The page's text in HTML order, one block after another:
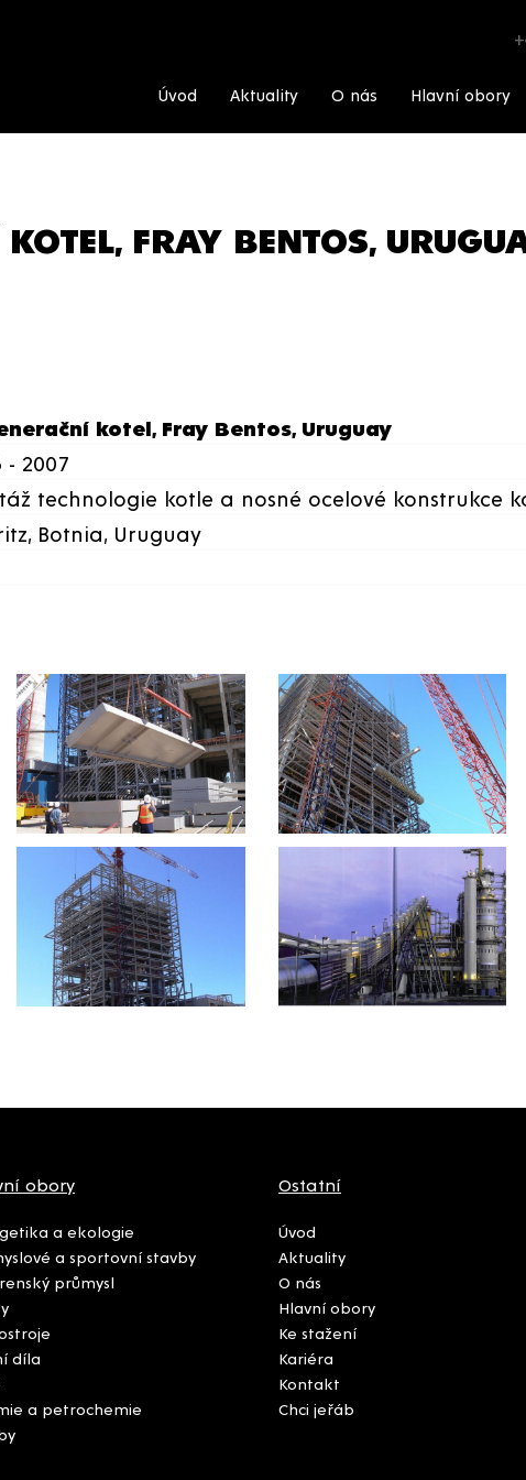
Úvod Aktuality O nás Hlavní obory
FRAY BENTOS,
kotel, Fray Bentos, Uruguay
- 2007
technologie kotle a nosné ocelové konstrukce
Botnia, Uruguay
obory
a ekologie
a sportovní stavby
průmysl
díla
a petrochemie
Ostatní
Úvod
Aktuality
O nás
Hlavní obory
Ke stažení
Kariéra
Kontakt
Chci jeřáb